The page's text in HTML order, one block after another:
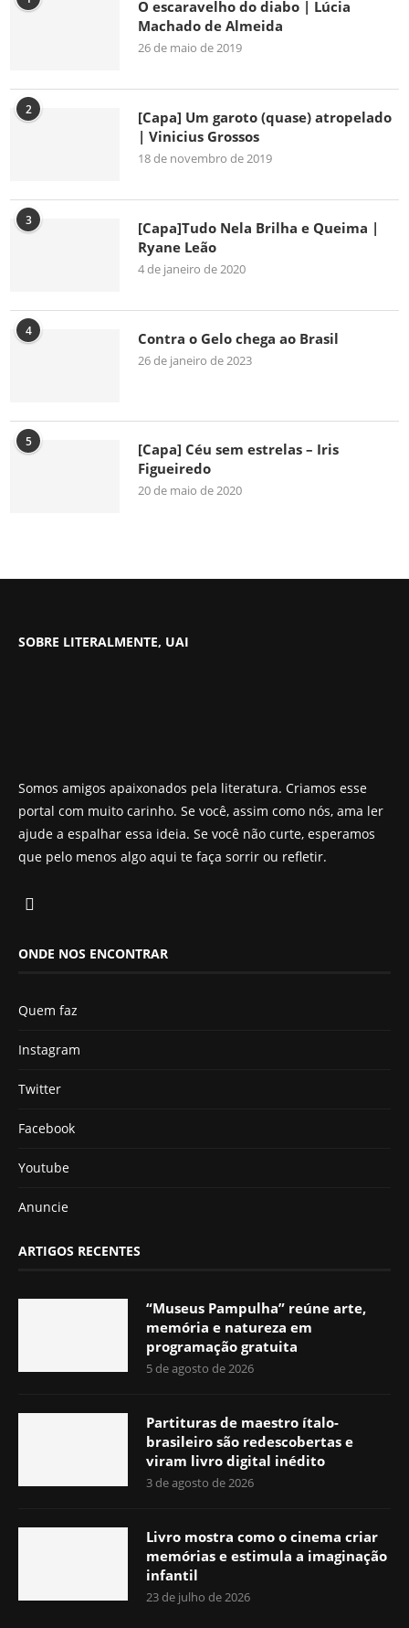
O escaravelho do diabo | Lúcia
Machado de Almeida
26 de maio de 2019
2
[Capa] Um garoto (quase) atropelado
| Vinicius Grossos
18 de novembro de 2019
3
[Capa]Tudo Nela Brilha e Queima |
Ryane Leão
4 de janeiro de 2020
4 Contra o Gelo chega ao Brasil
26 de janeiro de 2023
5
[Capa] Céu sem estrelas – Iris
Figueiredo
20 de maio de 2020
SOBRE LITERALMENTE, UAI
Somos amigos apaixonados pela literatura. Criamos esse
portal com muito carinho. Se você, assim como nós, ama ler
ajude a espalhar essa ideia. Se você não curte, esperamos
que pelo menos algo aqui te faça sorrir ou refletir.
ONDE NOS ENCONTRAR
Quem faz
Instagram
Twitter
Facebook
Youtube
Anuncie
ARTIGOS RECENTES
“Museus Pampulha” reúne arte,
memória e natureza em
programação gratuita
5 de agosto de 2026
Partituras de maestro ítalo-
brasileiro são redescobertas e
viram livro digital inédito
3 de agosto de 2026
Livro mostra como o cinema criar
memórias e estimula a imaginação
infantil
23 de julho de 2026